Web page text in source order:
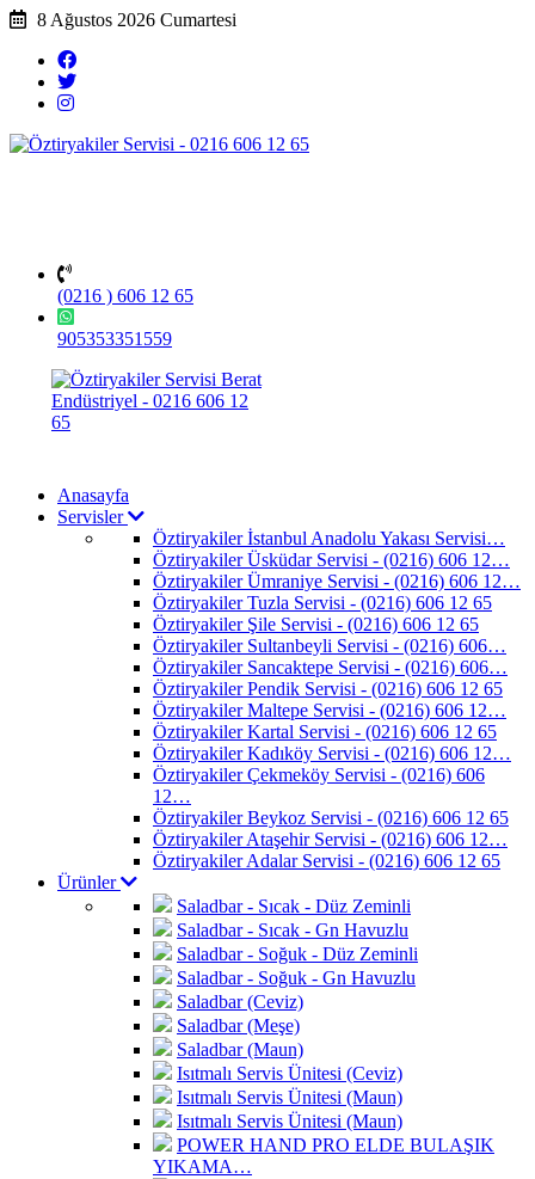
8 Ağustos 2026 Cumartesi
(0216 ) 606 12 65
905353351559
Anasayfa
Servisler
Öztiryakiler İstanbul Anadolu Yakası Servisi…
Öztiryakiler Üsküdar Servisi - (0216) 606 12…
Öztiryakiler Ümraniye Servisi - (0216) 606 12…
Öztiryakiler Tuzla Servisi - (0216) 606 12 65
Öztiryakiler Şile Servisi - (0216) 606 12 65
Öztiryakiler Sultanbeyli Servisi - (0216) 606…
Öztiryakiler Sancaktepe Servisi - (0216) 606…
Öztiryakiler Pendik Servisi - (0216) 606 12 65
Öztiryakiler Maltepe Servisi - (0216) 606 12…
Öztiryakiler Kartal Servisi - (0216) 606 12 65
Öztiryakiler Kadıköy Servisi - (0216) 606 12…
Öztiryakiler Çekmeköy Servisi - (0216) 606
12…
Öztiryakiler Beykoz Servisi - (0216) 606 12 65
Öztiryakiler Ataşehir Servisi - (0216) 606 12…
Öztiryakiler Adalar Servisi - (0216) 606 12 65
Ürünler
Saladbar - Sıcak - Düz Zeminli
Saladbar - Sıcak - Gn Havuzlu
Saladbar - Soğuk - Düz Zeminli
Saladbar - Soğuk - Gn Havuzlu
Saladbar (Ceviz)
Saladbar (Meşe)
Saladbar (Maun)
Isıtmalı Servis Ünitesi (Ceviz)
Isıtmalı Servis Ünitesi (Maun)
Isıtmalı Servis Ünitesi (Maun)
POWER HAND PRO ELDE BULAŞIK
YIKAMA…